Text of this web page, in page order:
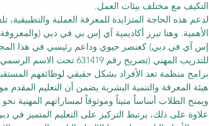
التكيف مع مختلف بيئات العمل.
لدعم هذه الحاجة المتزايدة للمعرفة العملية والتطبيقية،
الأهمية. وهنا تبرز أكاديمية آي إس بي في دبي
إس آي في دبي) كعنصر حيوي وداعم رئيسي في هذا المجال.
للتدريب المهني (تصريح رقم
برامج منظمة تعد الأفراد بشكل حقيقي لوظائفهم
هيئة المعرفة والتنمية البشرية يضمن أن التعليم المقدم
ويمنح الطلاب أساساً متيناً وموثوقاً لمساراتهم المهنية نحو
علاوة على ذلك، يرتبط التركيز على التعليم المتميز في دبي